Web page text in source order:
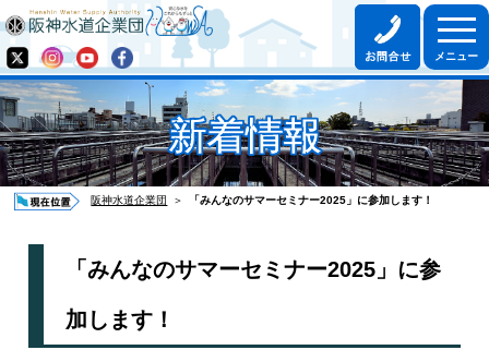
新着情報
阪神水道企業団 ＞ 「みんなのサマーセミナー2025」に参加します！
「みんなのサマーセミナー2025」に参
加します！